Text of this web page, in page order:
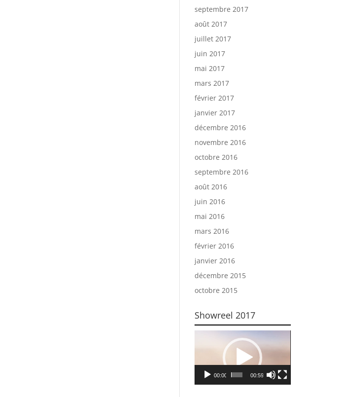
septembre 2017
août 2017
juillet 2017
juin 2017
mai 2017
mars 2017
février 2017
janvier 2017
décembre 2016
novembre 2016
octobre 2016
septembre 2016
août 2016
juin 2016
mai 2016
mars 2016
février 2016
janvier 2016
décembre 2015
octobre 2015
Showreel 2017
00:00 00:59